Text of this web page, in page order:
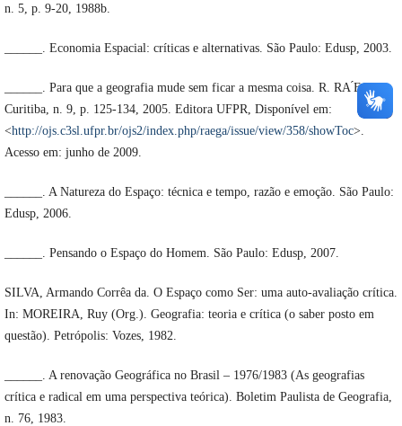
n. 5, p. 9-20, 1988b.
______. Economia Espacial: críticas e alternativas. São Paulo: Edusp, 2003.
______. Para que a geografia mude sem ficar a mesma coisa. R. RA ́E GA,
Curitiba, n. 9, p. 125-134, 2005. Editora UFPR, Disponível em:
<http://ojs.c3sl.ufpr.br/ojs2/index.php/raega/issue/view/358/showToc>.
Acesso em: junho de 2009.
______. A Natureza do Espaço: técnica e tempo, razão e emoção. São Paulo:
Edusp, 2006.
______. Pensando o Espaço do Homem. São Paulo: Edusp, 2007.
SILVA, Armando Corrêa da. O Espaço como Ser: uma auto-avaliação crítica.
In: MOREIRA, Ruy (Org.). Geografia: teoria e crítica (o saber posto em
questão). Petrópolis: Vozes, 1982.
______. A renovação Geográfica no Brasil – 1976/1983 (As geografias
crítica e radical em uma perspectiva teórica). Boletim Paulista de Geografia,
n. 76, 1983.